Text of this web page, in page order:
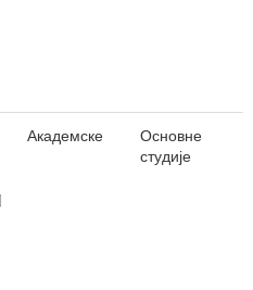
Академске
Основне
студије